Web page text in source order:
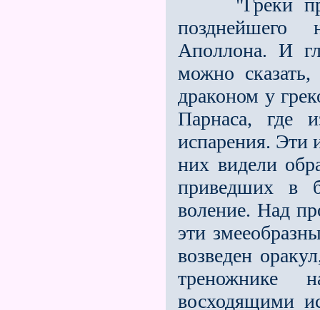
"Греки
позднейшего
Аполлона. И
можно
драконом у
Парнаса, где
испарения. Эти
них видели
приведших в
воление. Над
эти
возведен
треножнике
восходящими